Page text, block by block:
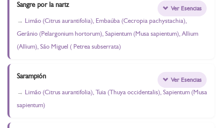
Sangre por la nariz
Limão (Citrus aurantifolia), Embaúba (Cecropia pachystachia),
Gerânio (Pelargonium hortorum), Sapientum (Musa sapientum), Allium
(Allium), São Miguel ( Petrea subserrata)
Ver Esencias
Sarampión
Limão (Citrus aurantifolia), Tuia (Thuya occidentalis), Sapientum (Musa
sapientum)
Ver Esencias